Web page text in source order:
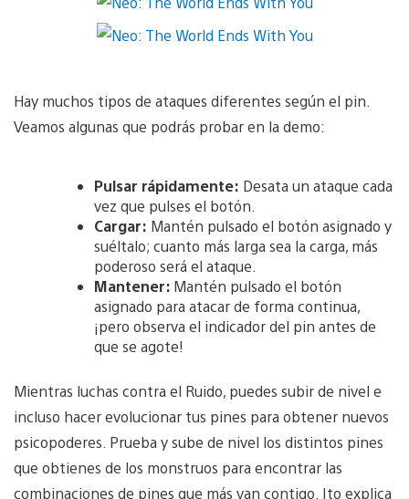
Hay muchos tipos de ataques diferentes según el pin.
Veamos algunas que podrás probar en la demo:
Pulsar rápidamente: Desata un ataque cada
vez que pulses el botón.
Cargar: Mantén pulsado el botón asignado y
suéltalo; cuanto más larga sea la carga, más
poderoso será el ataque.
Mantener: Mantén pulsado el botón
asignado para atacar de forma continua,
¡pero observa el indicador del pin antes de
que se agote!
Mientras luchas contra el Ruido, puedes subir de nivel e
incluso hacer evolucionar tus pines para obtener nuevos
psicopoderes. Prueba y sube de nivel los distintos pines
que obtienes de los monstruos para encontrar las
combinaciones de pines que más van contigo. Ito explica